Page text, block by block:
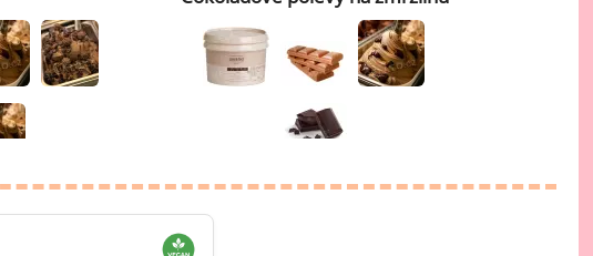
Sušenkové ochucovací pasty